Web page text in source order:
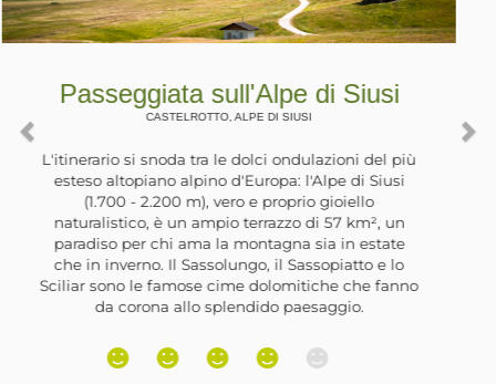
Passeggiata in riva al Lago di
Zoccolo
ULTIMO, , SANTA VALPURGA
La Val d'Ultimo è stata interessata negli anni ‘60
da grandi lavori per la realizzazione di opere
idroelettriche. Lungo la valle sono stati costruiti
degli sbarramenti che hanno formato alcuni laghi
artificiali. Il più grande si trova nei pressi del paese
di Santa Valburga e, lungo la sua riva orientale, si